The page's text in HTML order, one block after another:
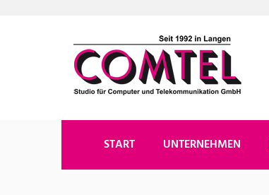
START UNTERNEHMEN